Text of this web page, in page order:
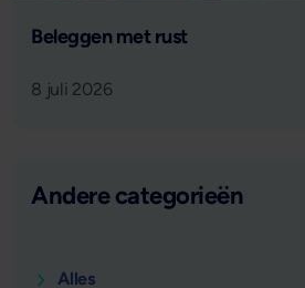
Lees verder
Beleggen met rust
8 juli 2026
Andere categorieën
Alles